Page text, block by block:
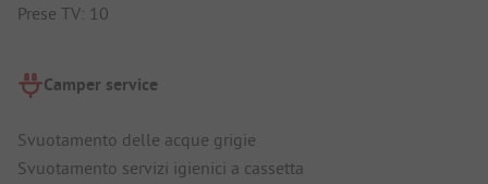
Prese TV: 10
Camper service
Svuotamento delle acque grigie
Svuotamento servizi igienici a cassetta